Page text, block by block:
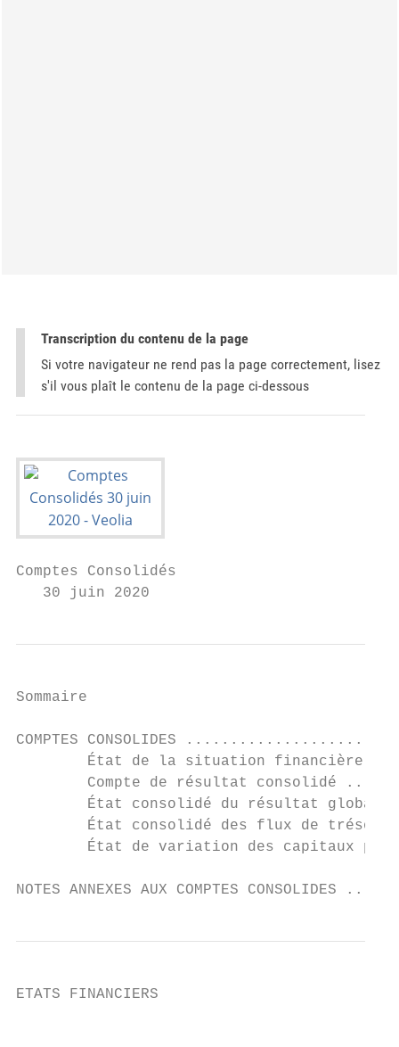
Transcription du contenu de la page
Si votre navigateur ne rend pas la page correctement, lisez
s'il vous plaît le contenu de la page ci-dessous
Comptes Consolidés
   30 juin 2020
Sommaire
COMPTES CONSOLIDES
État de la situation financière
Compte de résultat consolidé
État consolidé du résultat global
État consolidé des flux de
État de variation des capitaux
NOTES ANNEXES AUX COMPTES
ETATS FINANCIERS